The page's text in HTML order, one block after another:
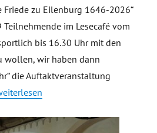
Friede zu Eilenburg 1646-2026“
im Lesecafé vom
bis 16.30 Uhr mit den
wollen, wir haben dann
die Auftaktveranstaltung
Friedensstadt Eilenburg und